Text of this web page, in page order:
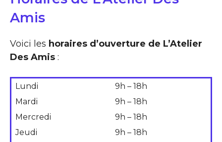
Amis
Voici les horaires d’ouverture de L’Atelier
Des Amis :
Lundi
9h – 18h
Mardi
9h – 18h
Mercredi
9h – 18h
Jeudi
9h – 18h